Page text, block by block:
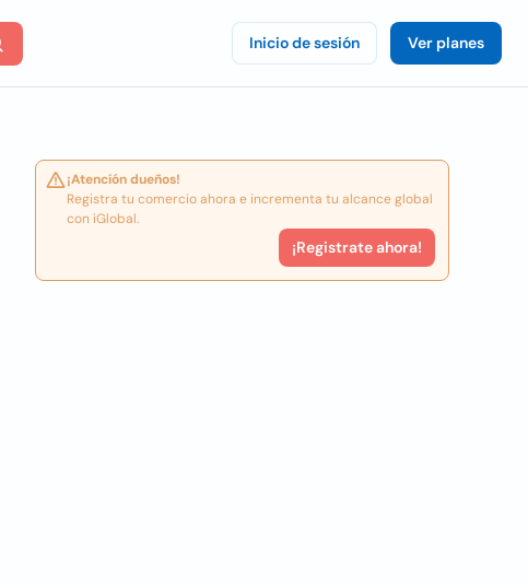
Inicio de sesión Ver planes
¡Atención dueños!
Registra tu comercio ahora e incrementa tu alcance global
con iGlobal.
¡Registrate ahora!